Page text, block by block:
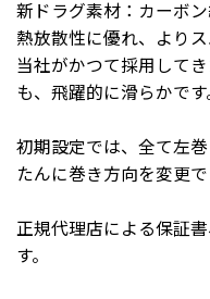
新ドラグ素材：カーボ
熱放散性に優れ、より
当社がかつて採用して
も、飛躍的に滑らかです
初期設定では、全て左
たんに巻き方向を変更で
正規代理店による保証
す。